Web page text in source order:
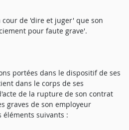
de 'dire et juger' que son
pour faute grave'.
portées dans le dispositif de ses
dans le corps de ses
de la rupture de son contrat
graves de son employeur
éléments suivants :